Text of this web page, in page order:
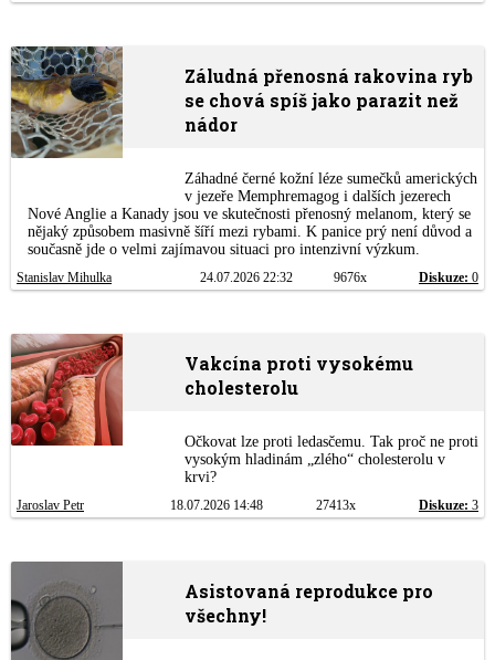
Záludná přenosná rakovina ryb
se chová spíš jako parazit než
nádor
Záhadné černé kožní léze sumečků amerických
v jezeře Memphremagog i dalších jezerech
Nové Anglie a Kanady jsou ve skutečnosti přenosný melanom, který se
nějaký způsobem masivně šíří mezi rybami. K panice prý není důvod a
současně jde o velmi zajímavou situaci pro intenzivní výzkum.
Stanislav Mihulka 24.07.2026 22:32 9676x Diskuze: 0
Vakcína proti vysokému
cholesterolu
Očkovat lze proti ledasčemu. Tak proč ne proti
vysokým hladinám „zlého“ cholesterolu v
krvi?
Jaroslav Petr 18.07.2026 14:48 27413x Diskuze: 3
Asistovaná reprodukce pro
všechny!